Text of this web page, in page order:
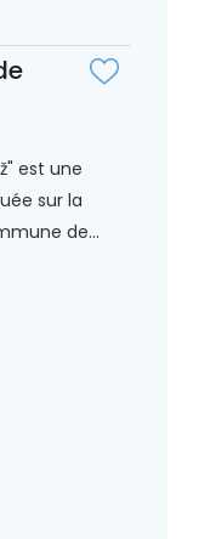
est une
sur la
de...